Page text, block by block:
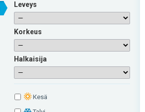
Leveys
Korkeus
Halkaisija
Кesä